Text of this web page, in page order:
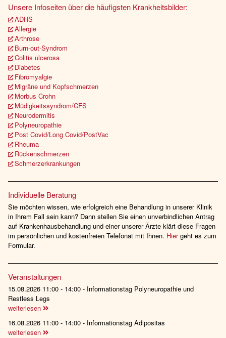
Unsere Infoseiten über die häufigsten Krankheitsbilder:
ADHS
Allergie
Arthrose
Burn-out-Syndrom
Colitis ulcerosa
Diabetes
Fibromyalgie
Migräne und Kopfschmerzen
Morbus Crohn
Müdigkeitssyndrom/CFS
Neurodermitis
Polyneuropathie
Post Covid/Long Covid/PostVac
Rheuma
Rückenschmerzen
Schmerzerkrankungen
Individuelle Beratung
Sie möchten wissen, wie erfolgreich eine Behandlung in unserer Klinik
in Ihrem Fall sein kann? Dann stellen Sie einen unverbindlichen Antrag
auf Krankenhausbehandlung und einer unserer Ärzte klärt diese Fragen
im persönlichen und kostenfreien Telefonat mit Ihnen. Hiergeht es zum
Formular.
Veranstaltungen
15.08.2026 11:00 - 14:00 - Informationstag Polyneuropathie und
Restless Legs
weiterlesen
16.08.2026 11:00 - 14:00 - Informationstag Adipositas
weiterlesen